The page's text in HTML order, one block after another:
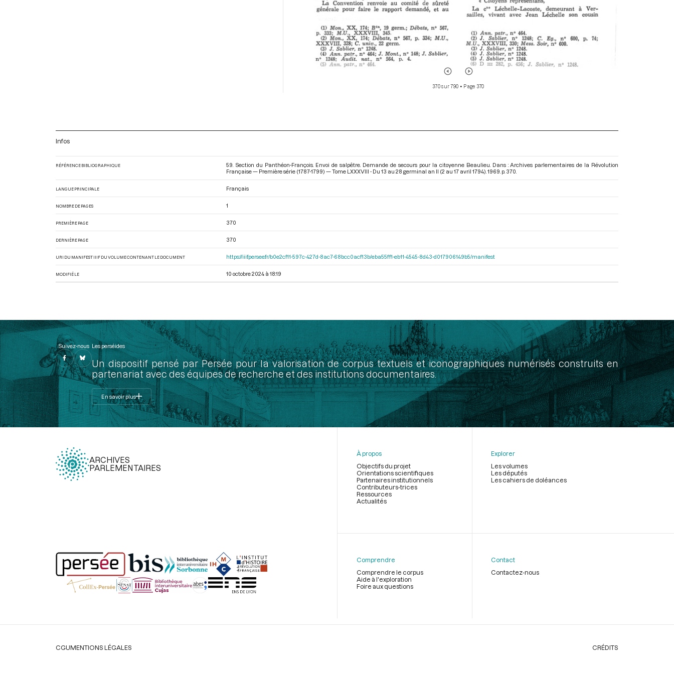
370 sur 790 • Page 370
Infos
RÉFÉRENCE BIBLIOGRAPHIQUE
59. Section du Panthéon-François. Envoi de salpêtre. Demande de secours pour la citoyenne Beaulieu. Dans : Archives parlementaires de la Révolution
Française — Première série (1787-1799) — Tome LXXXVIII - Du 13 au 28 germinal an II (2 au 17 avril 1794) . 1969. p. 370.
LANGUE PRINCIPALE Français
NOMBRE DE PAGES 1
PREMIÈRE PAGE 370
DERNIÈRE PAGE 370
URI DU MANIFEST IIIF DU VOLUME CONTENANT LE DOCUMENT https://iiif.persee.fr/b0e2cf11-597c-427d-8ac7-68bcc0acf13b/eba55ff1-eb11-4545-8d43-d017906149b5/manifest
MODIFIÉ LE 10 octobre 2024 à 18:19
Suivez-nous Les perséides
Un dispositif pensé par Persée pour la valorisation de corpus textuels et iconographiques numérisés construits en
partenariat avec des équipes de recherche et des institutions documentaires.
En savoir plus
ARCHIVES
PARLEMENTAIRES
page
À propos
Objectifs du projet
Orientations scientifiques
Partenaires institutionnels
Contributeurs-trices
Ressources
Actualités
Explorer
Les volumes
Les députés
Les cahiers de doléances
Comprendre
Comprendre le corpus
Aide à l'exploration
Foire aux questions
Contact
Contactez-nous
Légal
CGUMENTIONS LÉGALES CRÉDITS